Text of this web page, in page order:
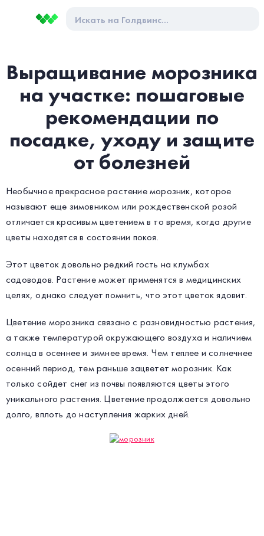
Выращивание морозника
на участке: пошаговые
рекомендации по
посадке, уходу и защите
от болезней
Необычное прекрасное растение морозник, которое
называют еще зимовником или рождественской розой
отличается красивым цветением в то время, когда другие
цветы находятся в состоянии покоя.
Этот цветок довольно редкий гость на клумбах
садоводов. Растение может применятся в медицинских
целях, однако следует помнить, что этот цветок ядовит.
Цветение морозника связано с разновидностью растения,
а также температурой окружающего воздуха и наличием
солнца в осеннее и зимнее время. Чем теплее и солнечнее
осенний период, тем раньше зацветет морозник. Как
только сойдет снег из почвы появляются цветы этого
уникального растения. Цветение продолжается довольно
долго, вплоть до наступления жарких дней.